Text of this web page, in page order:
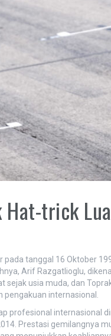
trick
pada tanggal 16 Oktober
Arif Razgatlioglu,
sejak usia muda, dan
pengakuan internasional.
profesional internasional
Prestasi gemilangnya